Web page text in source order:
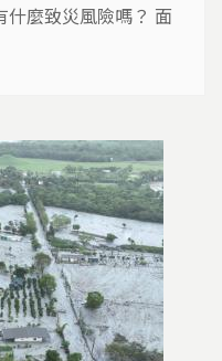
麼致災風險嗎？ 面
超級堤防的構想，不
堤防就能解決問題
學水土保持系終身特
。